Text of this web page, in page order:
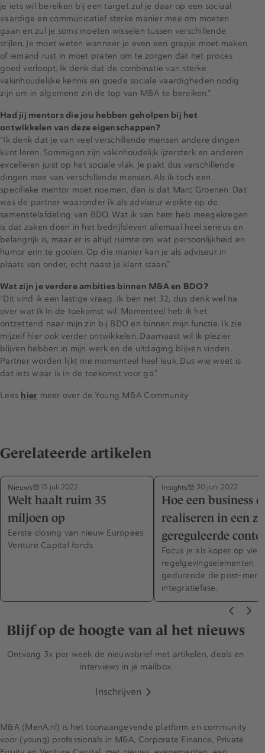
je iets wil bereiken bij een target zul je daar op een sociaal
vaardige en communicatief sterke manier mee om moeten
gaan en zul je soms moeten wisselen tussen verschillende
stijlen. Je moet weten wanneer je even een grapje moet maken
of iemand rust in moet praten om te zorgen dat het proces
goed verloopt. Ik denk dat de combinatie van sterke
vakinhoudelijke kennis en goede sociale vaardigheden nodig
zijn om in algemene zin de top van M&A te bereiken.”
Had jij mentors die jou hebben geholpen bij het
ontwikkelen van deze eigenschappen?
“Ik denk dat je van veel verschillende mensen andere dingen
kunt leren. Sommigen zijn vakinhoudelijk ijzersterk en anderen
excelleren juist op het sociale vlak. Je pakt dus verschillende
dingen mee van verschillende mensen. Als ik toch een
specifieke mentor moet noemen, dan is dat Marc Groenen. Dat
was de partner waaronder ik als adviseur werkte op de
samenstelafdeling van BDO. Wat ik van hem heb meegekregen
is dat zaken doen in het bedrijfsleven allemaal heel serieus en
belangrijk is, maar er is altijd ruimte om wat persoonlijkheid en
humor erin te gooien. Op die manier kan je als adviseur in
plaats van onder, echt naast je klant staan.”
Wat zijn je verdere ambities binnen M&A en BDO?
“Dit vind ik een lastige vraag. Ik ben net 32, dus denk wel na
over wat ik in de toekomst wil. Momenteel heb ik het
ontzettend naar mijn zin bij BDO en binnen mijn functie. Ik zie
mijzelf hier ook verder ontwikkelen. Daarnaast wil ik plezier
blijven hebben in mijn werk en de uitdaging blijven vinden.
Partner worden lijkt me momenteel heel leuk. Dus wie weet is
dat iets waar ik in de toekomst voor ga.”
Lees hier meer over de Young M&A Community
Gerelateerde artikelen
Nieuws 15 juli 2022
Welt haalt ruim 35
miljoen op
Eerste closing van nieuw Europees
Venture Capital fonds
Insights 30 juni 2022
Hoe een business
realiseren in een
gereguleerde
Focus je als koper op vier
regelgevingselementen
gedurende de post-
integratiefase.
Blijf op de hoogte van al het nieuws
Ontvang 3x per week de nieuwsbrief met artikelen, deals en
interviews in je mailbox
Inschrijven
M&A (MenA.nl) is het toonaangevende platform en community
voor (young) professionals in M&A, Corporate Finance, Private